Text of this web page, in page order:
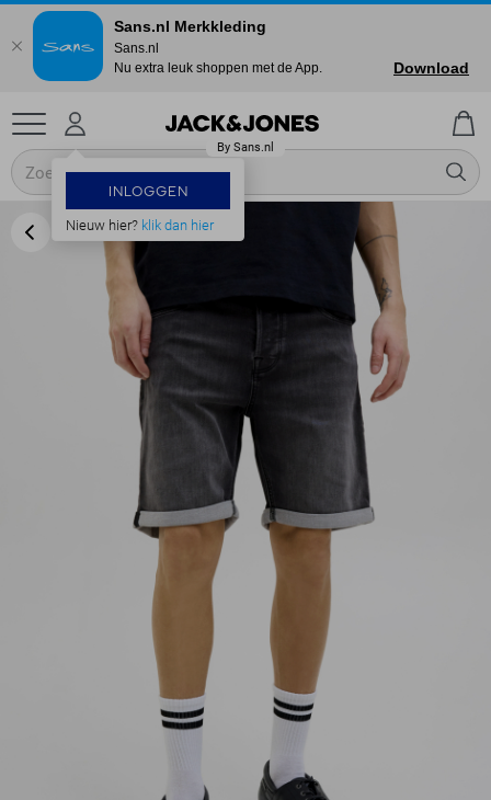
INLOGGEN
Nieuw hier? klik dan hier
Sans.nl Merkkleding
Sans.nl
Nu extra leuk shoppen met de App.
Download